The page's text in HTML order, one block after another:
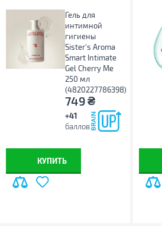
Гель для
интимной
гигиены
Sister's Aroma
Smart Intimate
Gel Cherry Me
250 мл
(4820227786398)
749₴
+41
баллов
КУПИТЬ